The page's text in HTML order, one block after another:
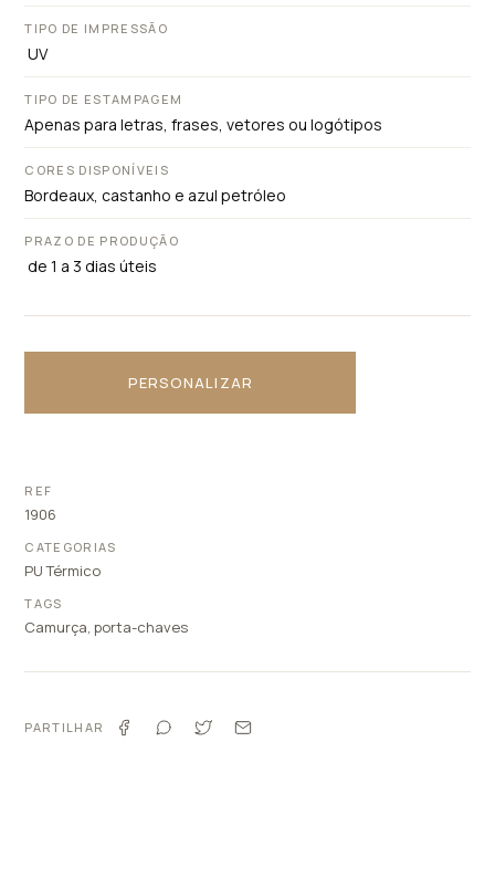
TIPO DE IMPRESSÃO
UV
TIPO DE ESTAMPAGEM
Apenas para letras, frases, vetores ou logótipos
CORES DISPONÍVEIS
Bordeaux, castanho e azul petróleo
PRAZO DE PRODUÇÃO
de 1 a 3 dias úteis
PERSONALIZAR
REF
1906
CATEGORIAS
PU Térmico
TAGS
Camurça,porta-chaves
PARTILHAR